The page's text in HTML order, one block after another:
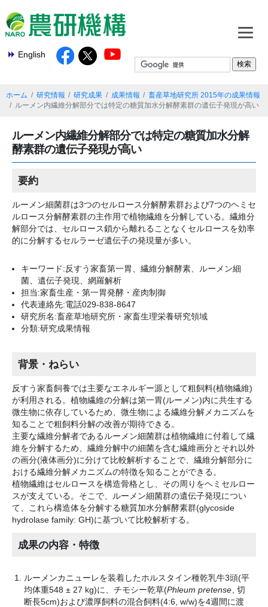
English
ホーム 研究情報 研究成果 成果情報
畜産草地研究所 2015年の成果情報
ルーメン内繊維分解部分では特定の糖質加水分解酵素群の遺伝子発現が高い
ルーメン内繊維分解部分では特定の糖質加水分解
酵素群の遺伝子発現が高い
要約
ルーメン細菌群は3つのセルロース分解酵素群および7つのヘミセ
ルロース分解酵素群の主作用で植物繊維を分解している。繊維分
解部分では、セルロース鎖から離れることなくセルロースを効率
的に分解するセルラーゼ遺伝子の発現量が多い。
キーワード:反すう家畜第一胃、繊維分解酵素、ルーメン細
菌、遺伝子発現、網羅解析
担当:家畜生産・第一胃発酵・産肉制御
代表連絡先:電話029-838-8647
研究所名:畜産草地研究所・家畜生理栄養研究領域
分類:研究成果情報
背景・ねらい
反すう家畜飼養では主要なエネルギー源として粗飼料(植物繊維)
が利用される。植物繊維の分解は第一胃(ルーメン)内に共生する
微生物に依存しているため、微生物による繊維分解メカニズムを
知ることで粗飼料分解の改善が期待できる。
主要な繊維分解者であるルーメン細菌群は植物繊維に付着して繊
維を分解するため、繊維分解中の細菌を含む繊維画分とそれ以外
の画分(液体画分)に分けて比較解析することで、繊維分解部分に
おける繊維分解メカニズムの特徴を知ることができる。
植物繊維はセルロースを構造骨格とし、その周りをヘミセルロー
スが支えている。そこで、ルーメン細菌群の遺伝子発現につい
て、これら構造体を分解する糖質加水分解酵素群(glycoside
hydrolase family: GH)に基づいて比較解析する。
成果の内容・特徴
ルーメンカニューレを装着したホルスタイン種乾乳牛3頭(平
均体重548 ± 27 kg)に、チモシー乾草(Phleum pretense , 切
断長5cm)および濃厚飼料の混合飼料(4:6, w/w)を4週間に渡